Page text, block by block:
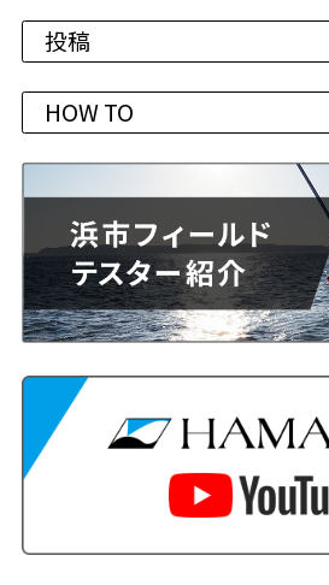
投稿
HOW TO